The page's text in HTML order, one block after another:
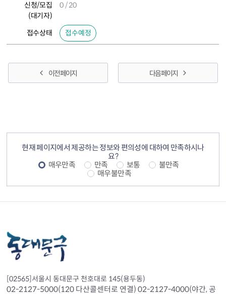
신청/모집
(대기자)
0 / 20
접수상태 접수예정
이전 페이지 다음 페이지
현재 페이지에서 제공하는 정보와 편의성에 대하여 만족하시나
요?
매우만족
만족 보통
불만족
매우불만족
[02565]서울시 동대문구 천호대로 145(용두동)
02-2127-5000(120 다산콜센터로 연결) 02-2127-4000(야간, 공